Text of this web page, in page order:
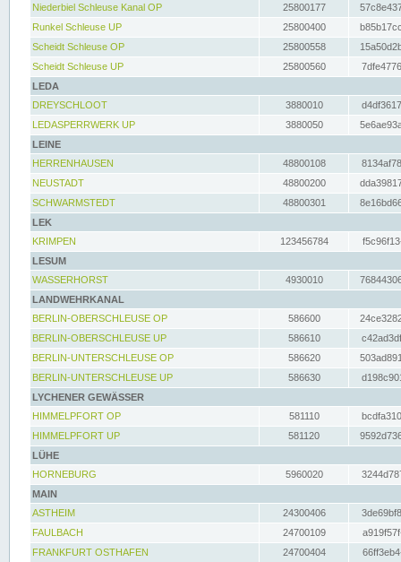
Niederbiel Schleuse Kanal OP
25800177
Runkel Schleuse UP
25800400
Scheidt Schleuse OP
25800558
Scheidt Schleuse UP
25800560
LEDA
DREYSCHLOOT
3880010
LEDASPERRWERK UP
3880050
LEINE
HERRENHAUSEN
48800108
NEUSTADT
48800200
SCHWARMSTEDT
48800301
LEK
KRIMPEN
123456784
LESUM
WASSERHORST
4930010
LANDWEHRKANAL
BERLIN-OBERSCHLEUSE OP
586600
BERLIN-OBERSCHLEUSE UP
586610
BERLIN-UNTERSCHLEUSE OP
586620
BERLIN-UNTERSCHLEUSE UP
586630
LYCHENER GEWÄSSER
HIMMELPFORT OP
581110
HIMMELPFORT UP
581120
LÜHE
HORNEBURG
5960020
MAIN
ASTHEIM
24300406
FAULBACH
24700109
FRANKFURT OSTHAFEN
24700404